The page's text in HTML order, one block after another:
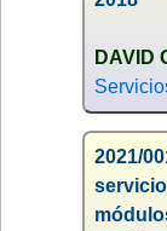
DAVID
2021/